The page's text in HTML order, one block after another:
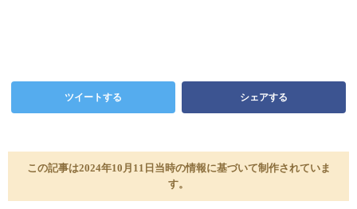
ツイートする シェアする
この記事は2024年10月11日当時の情報に基づいて制作されていま
す。